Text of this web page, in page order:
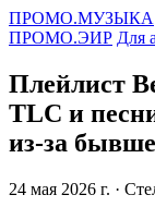
ПРОМО.МУЗЫКА
ПРОМО.ЭИР Для
Плейлист
TLC и
из-за
24 мая 2026 г. ·